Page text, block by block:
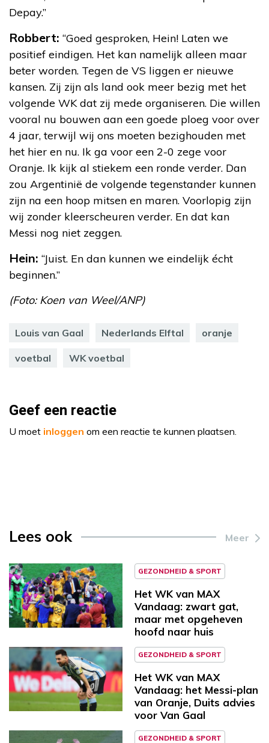
Depay.”
Robbert: “Goed gesproken, Hein! Laten we
positief eindigen. Het kan namelijk alleen maar
beter worden. Tegen de VS liggen er nieuwe
kansen. Zij zijn als land ook meer bezig met het
volgende WK dat zij mede organiseren. Die willen
vooral nu bouwen aan een goede ploeg voor over
4 jaar, terwijl wij ons moeten bezighouden met
het hier en nu. Ik ga voor een 2-0 zege voor
Oranje. Ik kijk al stiekem een ronde verder. Dan
zou Argentinië de volgende tegenstander kunnen
zijn na een hoop mitsen en maren. Voorlopig zijn
wij zonder kleerscheuren verder. En dat kan
Messi nog niet zeggen.
Hein: “Juist. En dan kunnen we eindelijk écht
beginnen.”
(Foto: Koen van Weel/ANP)
Louis van Gaal Nederlands Elftal oranje
voetbal WK voetbal
Geef een reactie
U moet inloggen om een reactie te kunnen plaatsen.
Lees ook Meer
GEZONDHEID & SPORT
Het WK van MAX
Vandaag: zwart gat,
maar met opgeheven
hoofd naar huis
GEZONDHEID & SPORT
Het WK van MAX
Vandaag: het Messi-plan
van Oranje, Duits advies
voor Van Gaal
GEZONDHEID & SPORT